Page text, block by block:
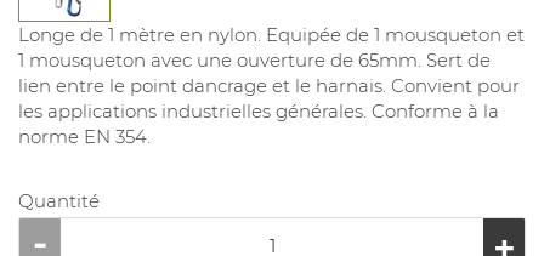
Longe de 1 mètre en nylon. Equipée de 1 mousqueton et
1 mousqueton avec une ouverture de 65mm. Sert de
lien entre le point dancrage et le harnais. Convient pour
les applications industrielles générales. Conforme à la
norme EN 354.
Quantité